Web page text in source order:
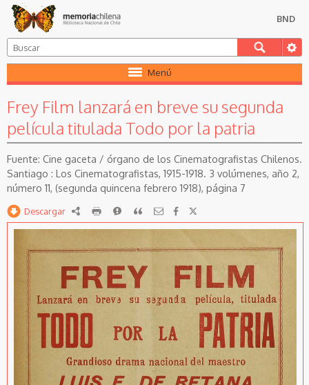
BND
Menú
Frey Film lanzará en breve su segunda
película titulada Todo por la patria
Cine gaceta / órgano de los Cinematografistas Chilenos.
Santiago : Los Cinematografistas, 1915-1918. 3 volúmenes, año 2,
número 11, (segunda quincena febrero 1918), página 7
Descargar RDF imprimirReportarCitar